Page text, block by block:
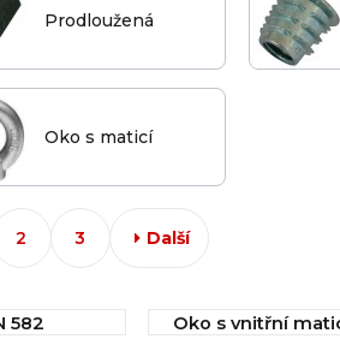
Prodloužená
Oko s maticí
2 3 Další
582
Oko s vnitřní